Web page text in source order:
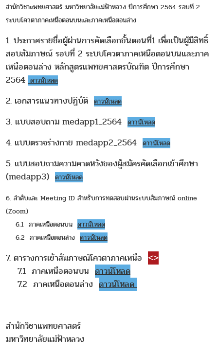
สำนักวิชาแพทยศาสตร์ มหาวิทยาลัยแม่ฟ้าหลวง ปีการศึกษา 2564 รอบที่ 2
ระบบโควตาภาคเหนือตอนบนและภาคเหนือตอนล่าง
1. ประกาศรายชื่อผู้ผ่านการคัดเลือกขั้นตอนที่1 เพื่อเป็นผู้มีสิทธิ์
สอบสัมภาษณ์ รอบที่ 2 ระบบโควตาภาคเหนือตอนบนและภาค
เหนือตอนล่าง หลักสูตรแพทยศาสตรบัณฑิต ปีการศึกษา
2564 ดาวน์โหลด
2. เอกสารแนวทางปฏิบัติ ดาวน์โหลด
3. แบบสอบถาม medapp1_2564 ดาวน์โหลด
4. แบบตรวจร่างกาย medapp2_2564 ดาวน์โหลด
5. แบบสอบถามความคาดหวังของผู้สมัครคัดเลือกเข้าศึกษา
(medapp3) ดาวน์โหลด
6. ลำดับและ Meeting ID สำหรับการทดสอบผ่านระบบสัมภาษณ์ online
(Zoom)
6.1 ภาคเหนือตอนบน ดาวน์โหลด
6.2 ภาคเหนือตอนล่าง ดาวน์โหลด
7. ตารางการเข้าสัมภาษณ์โควตาภาคเหนือ <>
7.1 ภาคเหนือตอนบน ดาวน์โหลด
7.2 ภาคเหนือตอนล่าง ดาวน์โหลด
สำนักวิชาแพทยศาสตร์
มหาวิทยาลัยแม่ฟ้าหลวง